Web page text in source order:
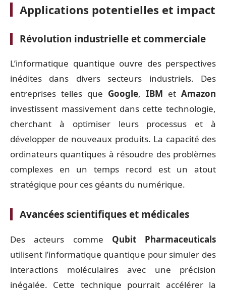
Applications potentielles et impact
Révolution industrielle et commerciale
L’informatique quantique ouvre des perspectives
inédites dans divers secteurs industriels. Des
entreprises telles que Google, IBM et Amazon
investissent massivement dans cette technologie,
cherchant à optimiser leurs processus et à
développer de nouveaux produits. La capacité des
ordinateurs quantiques à résoudre des problèmes
complexes en un temps record est un atout
stratégique pour ces géants du numérique.
Avancées scientifiques et médicales
Des acteurs comme Qubit Pharmaceuticals
utilisent l’informatique quantique pour simuler des
interactions moléculaires avec une précision
inégalée. Cette technique pourrait accélérer la